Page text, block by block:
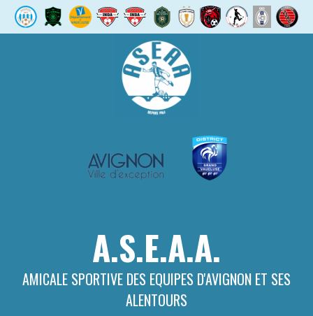
A.S.E.A.A.
AMICALE SPORTIVE DES EQUIPES D'AVIGNON ET SES
ALENTOURS